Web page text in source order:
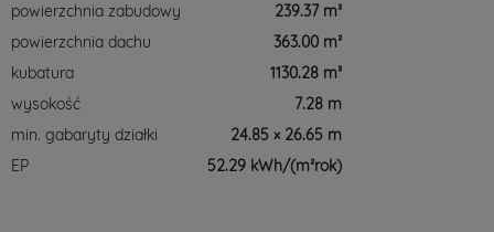
powierzchnia zabudowy
239.37 m²
powierzchnia dachu
363.00 m²
kubatura
1130.28 m³
wysokość
7.28 m
min. gabaryty działki
24.85 × 26.65 m
EP
52.29 kWh/(m²rok)